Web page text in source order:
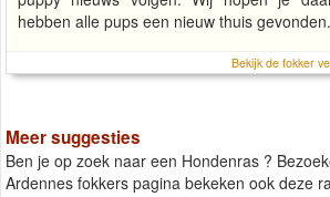
hebben alle pups een nieuw thuis gevonden.
Bekijk de fokker
Meer suggesties
Ben je op zoek naar een Hondenras ?
Ardennes fokkers pagina bekeken ook deze